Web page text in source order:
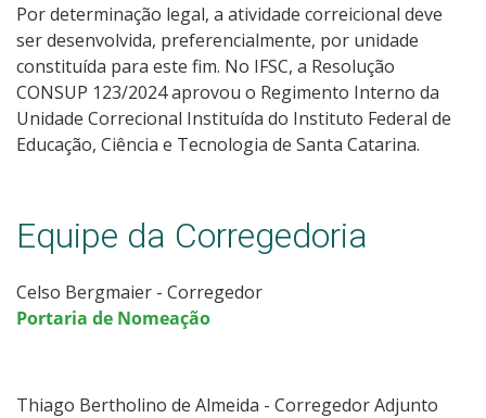
18- Relatórios de Gestão
19- Publicações Oficiais
20- Consulta a processos
23- Prestação de Contas
Por determinação legal, a atividade correicional deve
ser desenvolvida, preferencialmente, por unidade
constituída para este fim. No IFSC, a Resolução
CONSUP 123/2024 aprovou o Regimento Interno da
Unidade Correcional Instituída do Instituto Federal de
Educação, Ciência e Tecnologia de Santa Catarina.
Equipe da Corregedoria
Celso Bergmaier - Corregedor
Portaria de Nomeação
Thiago Bertholino de Almeida - Corregedor Adjunto